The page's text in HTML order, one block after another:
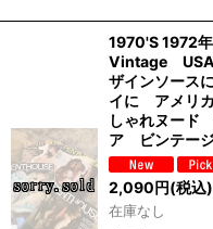
1970'S 1972
Vintage
ザインソース
イに アメリ
しゃれヌー
ア ビンテー
2,090円(税込)
在庫なし